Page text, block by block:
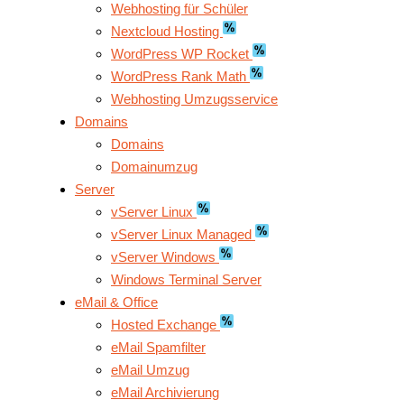
Webhosting für Schüler
Nextcloud Hosting
WordPress WP Rocket
WordPress Rank Math
Webhosting Umzugsservice
Domains
Domains
Domainumzug
Server
vServer Linux
vServer Linux Managed
vServer Windows
Windows Terminal Server
eMail & Office
Hosted Exchange
eMail Spamfilter
eMail Umzug
eMail Archivierung